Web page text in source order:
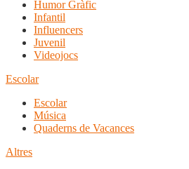
Humor Gràfic
Infantil
Influencers
Juvenil
Videojocs
Escolar
Escolar
Música
Quaderns de Vacances
Altres